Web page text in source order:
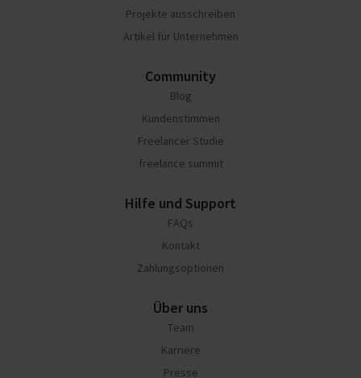
Projekte ausschreiben
Artikel für Unternehmen
Community
Blog
Kundenstimmen
Freelancer Studie
freelance summit
Hilfe und Support
FAQs
Kontakt
Zahlungsoptionen
Über uns
Team
Karriere
Presse